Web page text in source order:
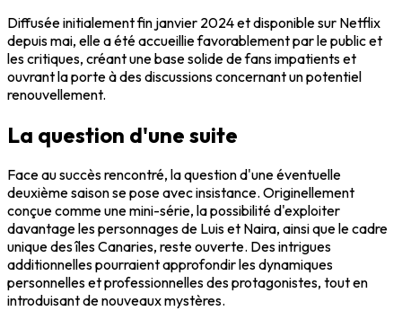
Diffusée initialement fin janvier 2024 et disponible sur Netflix
depuis mai, elle a été accueillie favorablement par le public et
les critiques, créant une base solide de fans impatients et
ouvrant la porte à des discussions concernant un potentiel
renouvellement.
La question d'une suite
Face au succès rencontré, la question d'une éventuelle
deuxième saison se pose avec insistance. Originellement
conçue comme une mini-série, la possibilité d'exploiter
davantage les personnages de Luis et Naira, ainsi que le cadre
unique des îles Canaries, reste ouverte. Des intrigues
additionnelles pourraient approfondir les dynamiques
personnelles et professionnelles des protagonistes, tout en
introduisant de nouveaux mystères.